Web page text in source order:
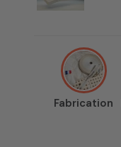
Fabrication